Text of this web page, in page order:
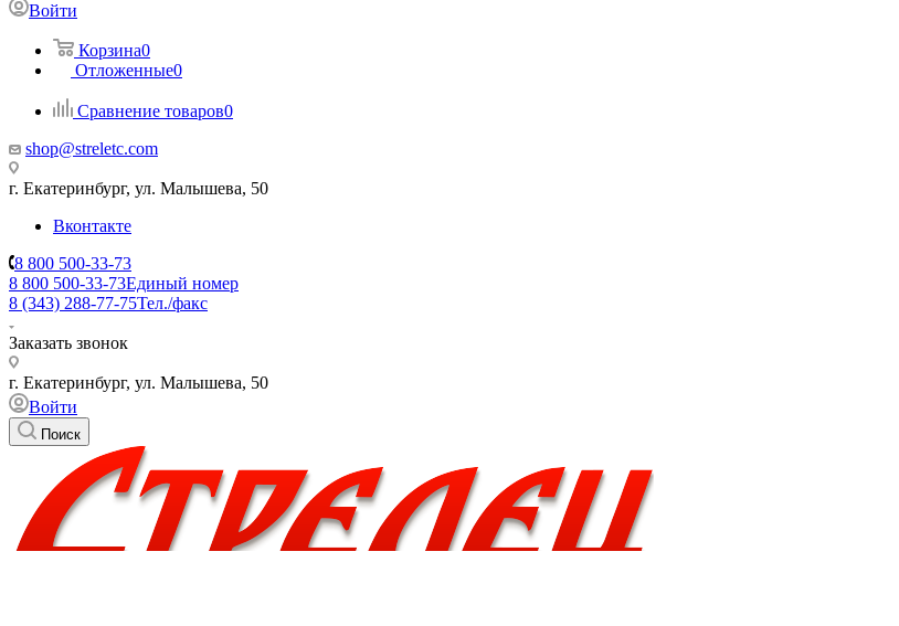
Войти
Корзина0
Отложенные0
Сравнение товаров0
shop@streletc.com
г. Екатеринбург, ул. Малышева, 50
Вконтакте
8 800 500-33-73
8 800 500-33-73Единый номер
8 (343) 288-77-75Тел./факс
Заказать звонок
г. Екатеринбург, ул. Малышева, 50
Войти
Поиск